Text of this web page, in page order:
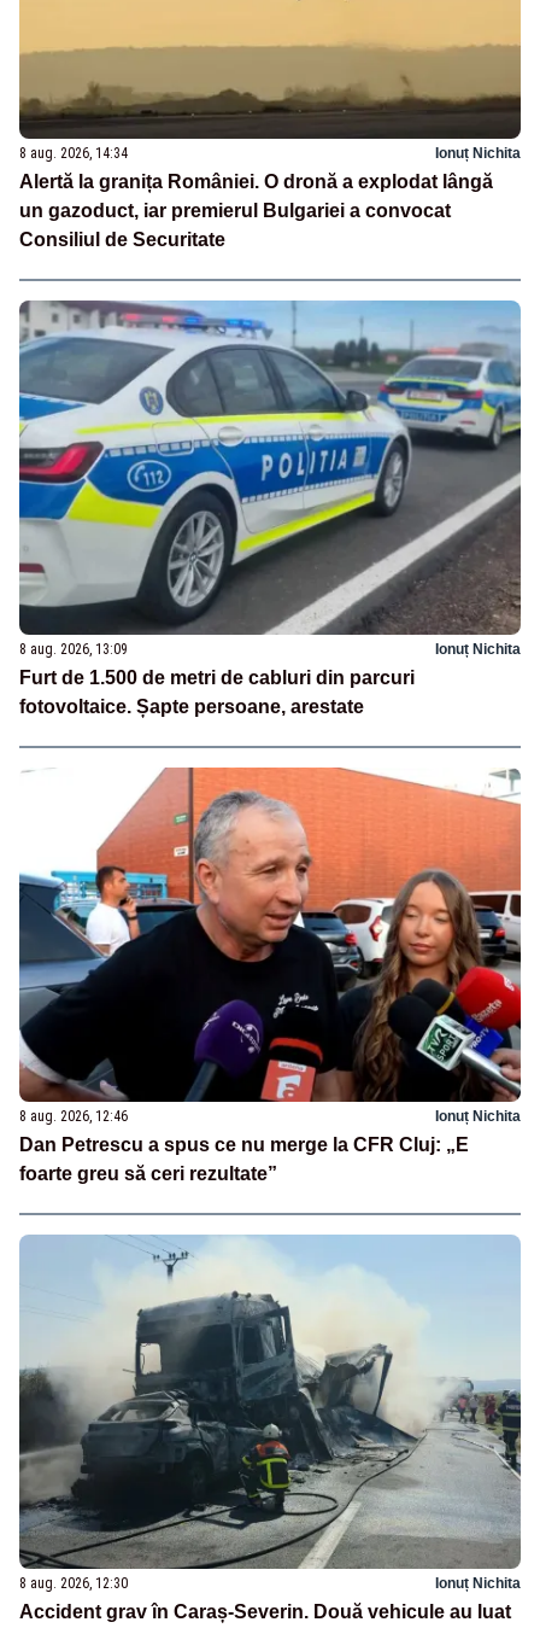
8 aug. 2026, 14:34 Ionuț Nichita
Alertă la granița României. O dronă a explodat lângă
un gazoduct, iar premierul Bulgariei a convocat
Consiliul de Securitate
8 aug. 2026, 13:09 Ionuț Nichita
Furt de 1.500 de metri de cabluri din parcuri
fotovoltaice. Șapte persoane, arestate
8 aug. 2026, 12:46 Ionuț Nichita
Dan Petrescu a spus ce nu merge la CFR Cluj: „E
foarte greu să ceri rezultate”
8 aug. 2026, 12:30 Ionuț Nichita
Accident grav în Caraș-Severin. Două vehicule au luat